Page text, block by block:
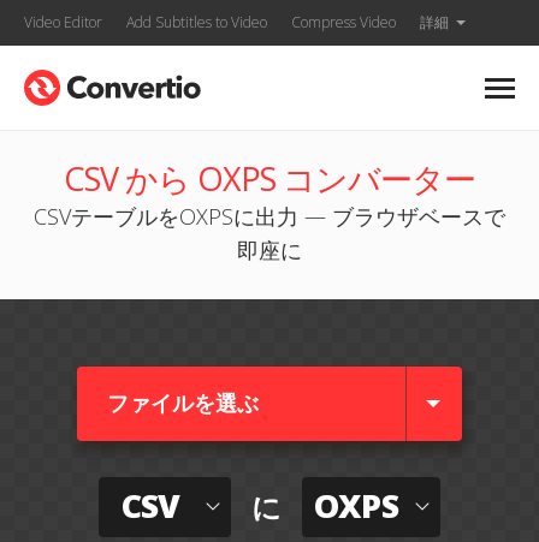
Video Editor Add Subtitles to Video Compress Video 詳細
CSV から OXPS コンバーター
CSVテーブルをOXPSに出力 — ブラウザベースで
即座に
ファイルを選ぶ
CSV に OXPS